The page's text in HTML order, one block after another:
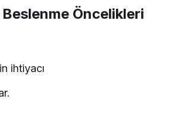
Öncelikleri
ihtiyacı